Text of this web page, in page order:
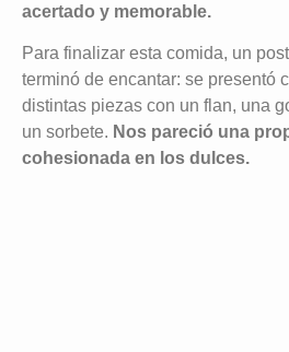
acertado y memorable.
Para finalizar esta comida, un
terminó de encantar: se presentó
distintas piezas con un flan, una
un sorbete. Nos pareció una
cohesionada en los dulces.